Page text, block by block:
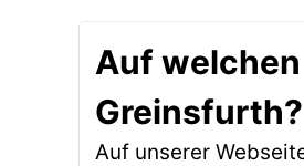
Auf
Greinsfurth?
Auf unserer